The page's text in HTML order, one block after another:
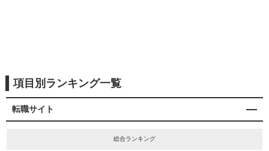
項目別ランキング一覧
転職サイト
総合ランキング